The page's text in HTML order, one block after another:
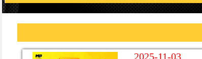
2025-11-03